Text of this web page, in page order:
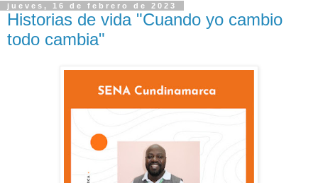
jueves, 16 de febrero de 2023
Historias de vida "Cuando yo cambio
todo cambia"